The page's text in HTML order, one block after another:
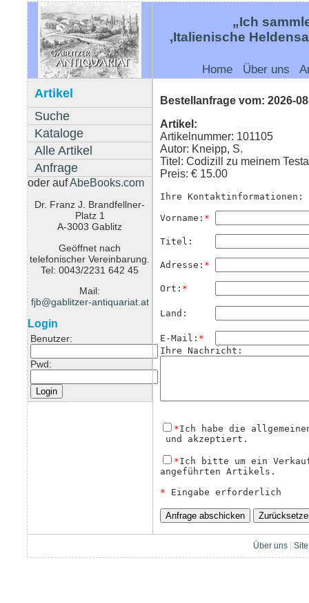
„Ich
‚Italienische
Home Über uns
Artikel
Suche
Kataloge
Alle Artikel
Anfrage
oder aufAbeBooks.com
Dr. Franz J. Brandfellner-
Platz 1
A-3003 Gablitz
Geöffnet nach
telefonischer Vereinbarung.
Tel: 0043/2231 642 45
Mail:
fjb@gablitzer-antiquariat.at
Login
Benutzer:
Pwd:
Bestellanfrage vom: 2026-
Artikel:
Artikelnummer: 101105
Autor: Kneipp, S.
Titel: Codizill zu meinem
Preis: € 15.00
Ihre Kontaktinformationen:
Vorname: *
Titel:
Adresse: *
Ort: *
Land:
E-Mail: *
Ihre Nachricht:
*Ich habe die
und akzeptiert.
*Ich bitte um ein
angeführten Artikels.
* Eingabe erforderlich
Über uns|